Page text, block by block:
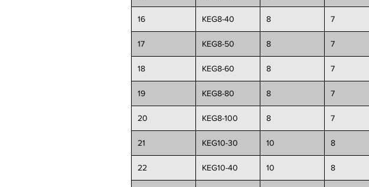
16 KEG8-40 8 7
17 KEG8-50 8 7
18 KEG8-60 8 7
19 KEG8-80 8 7
20 KEG8-100 8 7
21 KEG10-30 10 8
22 KEG10-40 10 8